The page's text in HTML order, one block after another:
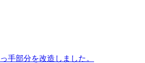
手部分を改造しました。